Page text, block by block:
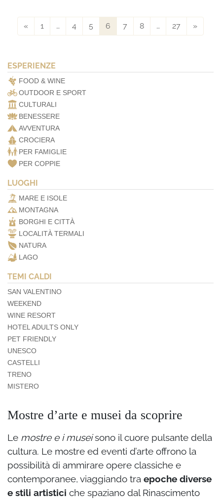
« 1 … 4 5 6 7 8 … 27 »
ESPERIENZE
FOOD & WINE
OUTDOOR E SPORT
CULTURALI
BENESSERE
AVVENTURA
CROCIERA
PER FAMIGLIE
PER COPPIE
LUOGHI
MARE E ISOLE
MONTAGNA
BORGHI E CITTÀ
LOCALITÀ TERMALI
NATURA
LAGO
TEMI CALDI
SAN VALENTINO
WEEKEND
WINE RESORT
HOTEL ADULTS ONLY
PET FRIENDLY
UNESCO
CASTELLI
TRENO
MISTERO
Mostre d’arte e musei da scoprire
Le mostre e i museisono il cuore pulsante della
cultura. Le mostre ed eventi d’arte offrono la
possibilità di ammirare opere classiche e
contemporanee, viaggiando tra epoche diverse
e stili artistici che spaziano dal Rinascimento